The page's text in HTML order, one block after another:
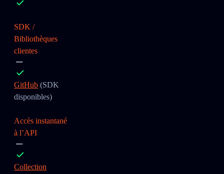
SDK /
Bibliothèques
clientes
GitHub (SDK
disponibles)
Accès instantané
à l’API
Collection